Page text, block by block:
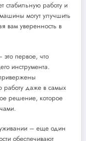
стабильную работу и
могут улучшить
вам уверенность в
первое, что
инструмента.
работу даже в самых
решение, которое
– еще один
обеспечивают